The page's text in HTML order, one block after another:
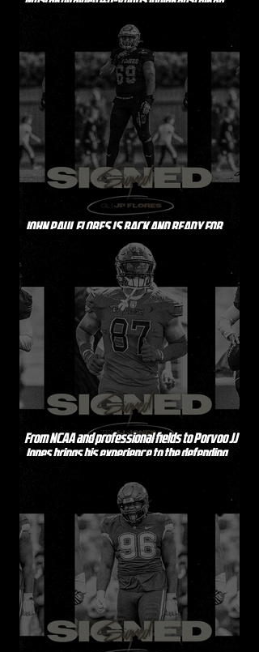
JOHN PAUL FLORES IS BACK AND READY FOR
ANOTHER RUN WITH THE BUTCHERS
From NCAA and professional fields to Porvoo JJ
Jones brings his experience to the defending